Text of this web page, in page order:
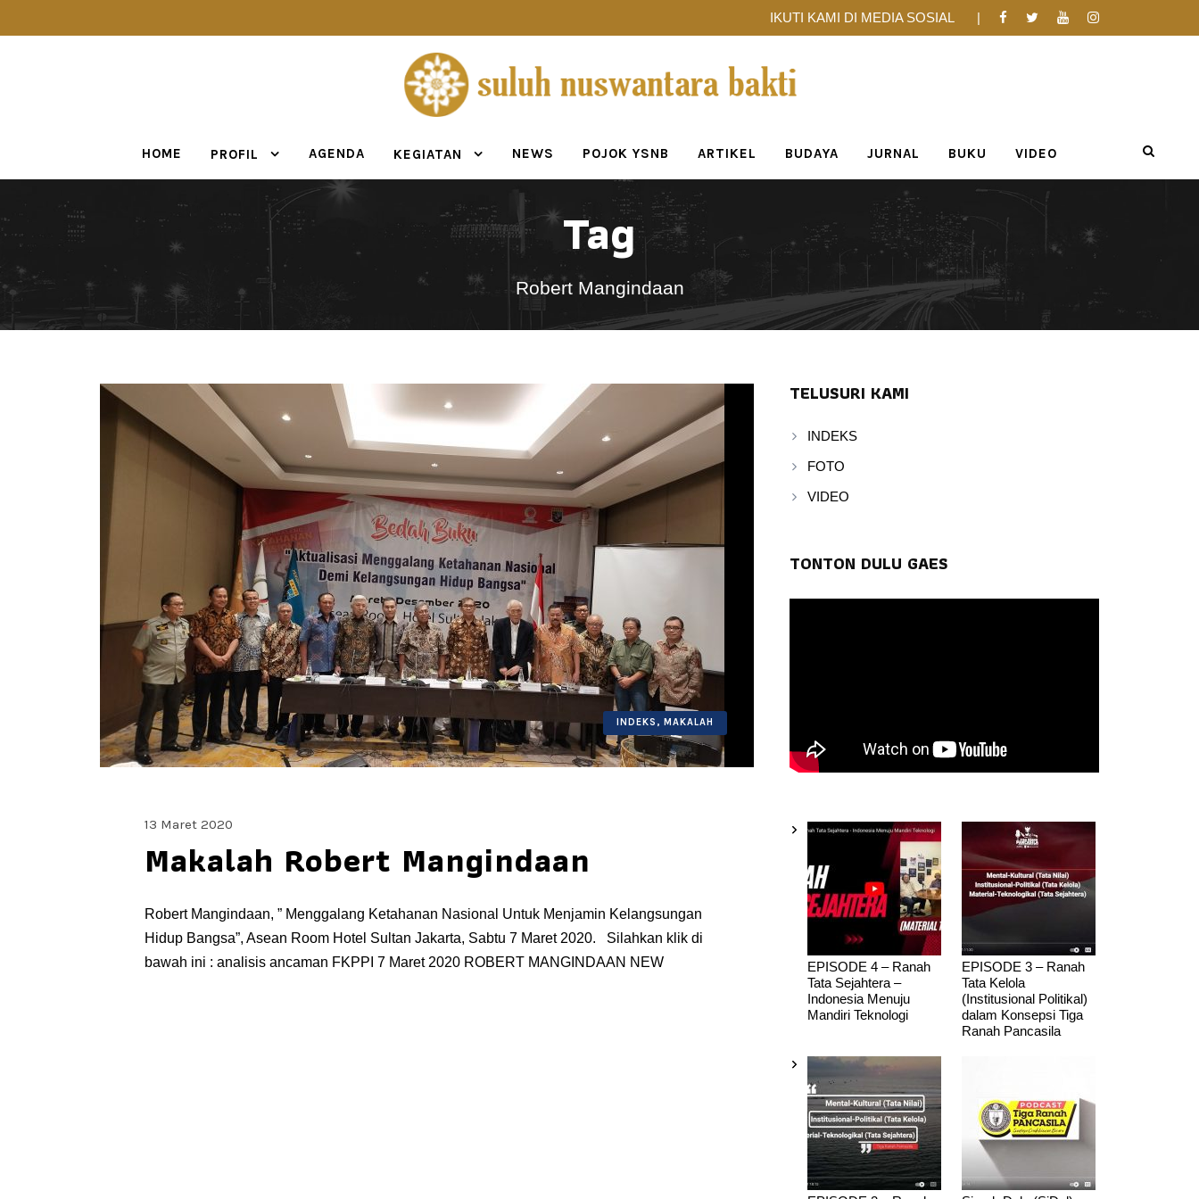
IKUTI KAMI DI MEDIA SOSIAL
HOME PROFIL AGENDA KEGIATAN NEWS POJOK YSNB ARTIKEL BUDAYA JURNAL BUKU VIDEO
Tag
Robert Mangindaan
INDEKS , MAKALAH
13 Maret 2020
Makalah Robert Mangindaan
Robert Mangindaan, ” Menggalang Ketahanan Nasional Untuk Menjamin Kelangsungan
Hidup Bangsa”, Asean Room Hotel Sultan Jakarta, Sabtu 7 Maret 2020. Silahkan klik di
bawah ini : analisis ancaman FKPPI 7 Maret 2020 ROBERT MANGINDAAN NEW
TELUSURI KAMI
INDEKS
FOTO
VIDEO
TONTON DULU GAES
EPISODE 4 – Ranah
Tata Sejahtera –
Indonesia Menuju
Mandiri Teknologi
EPISODE 3 – Ranah
Tata Kelola
(Institusional Politikal)
dalam Konsepsi Tiga
Ranah Pancasila